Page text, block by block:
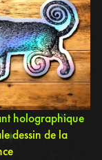
holographique
dessin de la